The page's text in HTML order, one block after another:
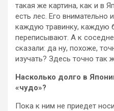
такая же картина, как и в
есть лес. Его внимательно
каждую травинку, каждую
переписывают. А к
сказали: да ну, похоже,
изучать? Здесь точно так
Насколько долго в
«чудо»?
Пока к ним не приедет